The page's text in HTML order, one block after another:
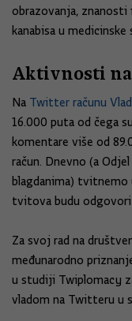
obrazovanja,
kanabisa u medicinske
Aktivnosti
Na Twitter računu
16.000 puta od čega
komentare više od
račun. Dnevno (a
blagdanima) tvitnemo
tvitova budu odgovori
Za svoj rad na
međunarodno
u studiji Twiplomacy
vladom na Twitteru u